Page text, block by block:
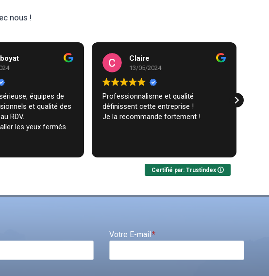
nous !
équipes de
et qualité des
RDV.
les yeux fermés.
Claire
13/05/2024
Professionnalisme et qualité
définissent cette entreprise !
Je la recommande fortement !
Certifié par: Trustindex
Votre E-mail*